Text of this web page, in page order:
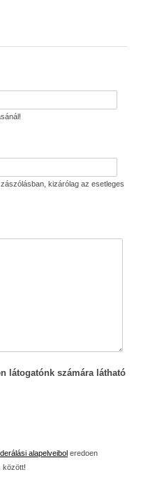
kizárólag az esetleges
látogatónk számára látható
alapelveibol eredoen
között!